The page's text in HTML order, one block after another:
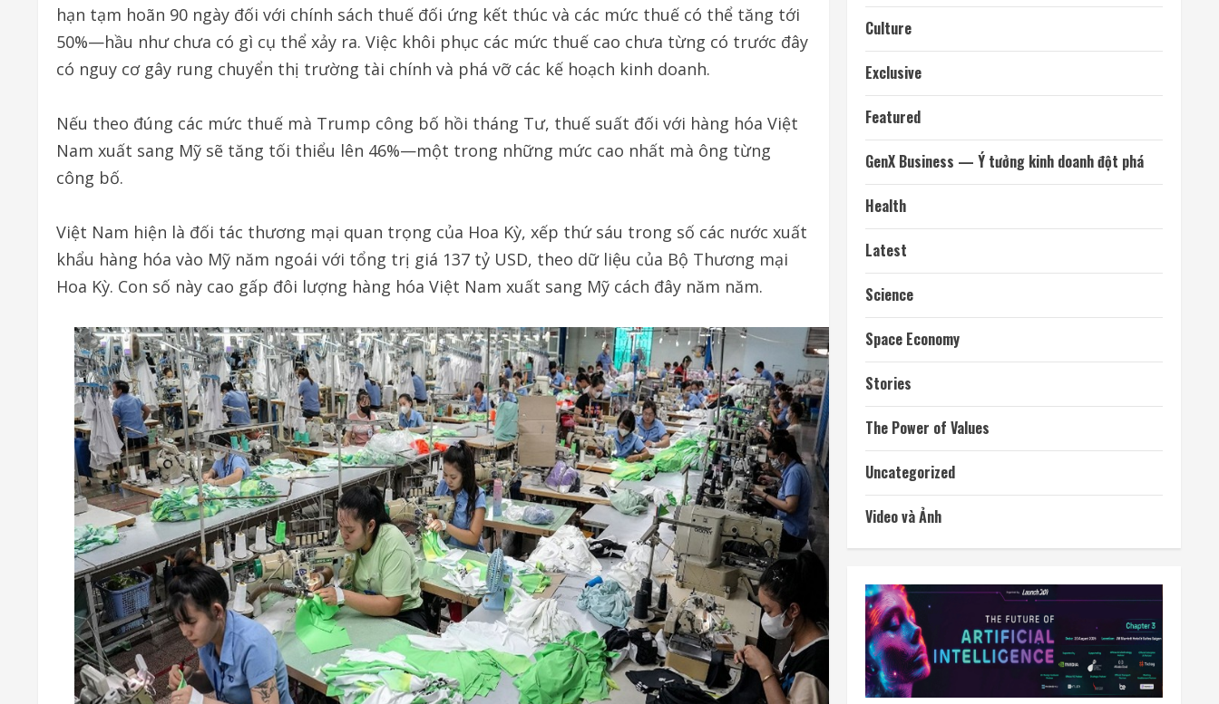
hạn tạm hoãn 90 ngày đối với chính sách thuế đối ứng kết thúc và các mức thuế có thể tăng tới
50%—hầu như chưa có gì cụ thể xảy ra. Việc khôi phục các mức thuế cao chưa từng có trước đây
có nguy cơ gây rung chuyển thị trường tài chính và phá vỡ các kế hoạch kinh doanh.
Nếu theo đúng các mức thuế mà Trump công bố hồi tháng Tư, thuế suất đối với hàng hóa Việt
Nam xuất sang Mỹ sẽ tăng tối thiểu lên 46%—một trong những mức cao nhất mà ông từng
công bố.
Việt Nam hiện là đối tác thương mại quan trọng của Hoa Kỳ, xếp thứ sáu trong số các nước xuất
khẩu hàng hóa vào Mỹ năm ngoái với tổng trị giá 137 tỷ USD, theo dữ liệu của Bộ Thương mại
Hoa Kỳ. Con số này cao gấp đôi lượng hàng hóa Việt Nam xuất sang Mỹ cách đây năm năm.
Culture
Exclusive
Featured
GenX Business — Ý tưởng kinh doanh đột phá
Health
Latest
Science
Space Economy
Stories
The Power of Values
Uncategorized
Video và Ảnh